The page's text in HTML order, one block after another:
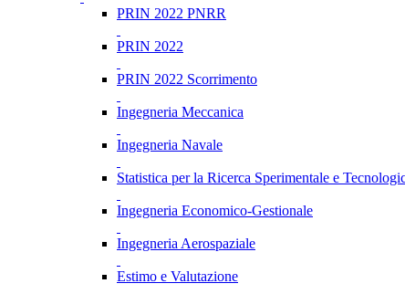
PRIN 2022 PNRR
PRIN 2022
PRIN 2022 Scorrimento
Ingegneria Meccanica
Ingegneria Navale
Statistica per la Ricerca Sperimentale e
Ingegneria Economico-Gestionale
Ingegneria Aerospaziale
Estimo e Valutazione